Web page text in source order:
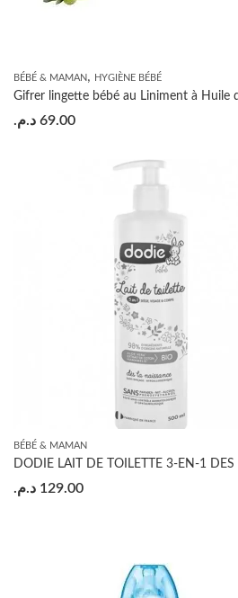
BÉBÉ & MAMAN, HYGIÈNE BÉBÉ
Gifrer lingette bébé au Liniment à Huile
69.00 د.م.
BÉBÉ & MAMAN
DODIE LAIT DE TOILETTE 3-EN-1
129.00 د.م.